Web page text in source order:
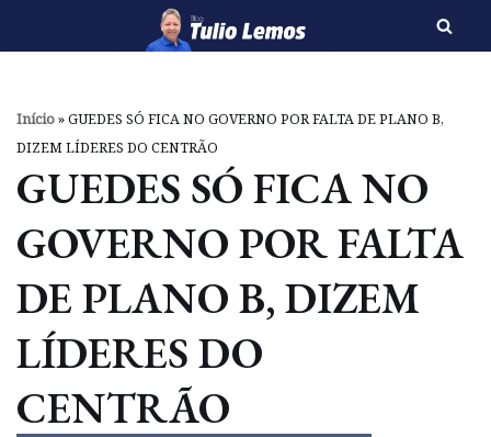
o
conteúdo
Início»GUEDES SÓ FICA NO GOVERNO POR FALTA DE PLANO B,
DIZEM LÍDERES DO CENTRÃO
GUEDES SÓ FICA NO
GOVERNO POR FALTA
DE PLANO B, DIZEM
LÍDERES DO
CENTRÃO